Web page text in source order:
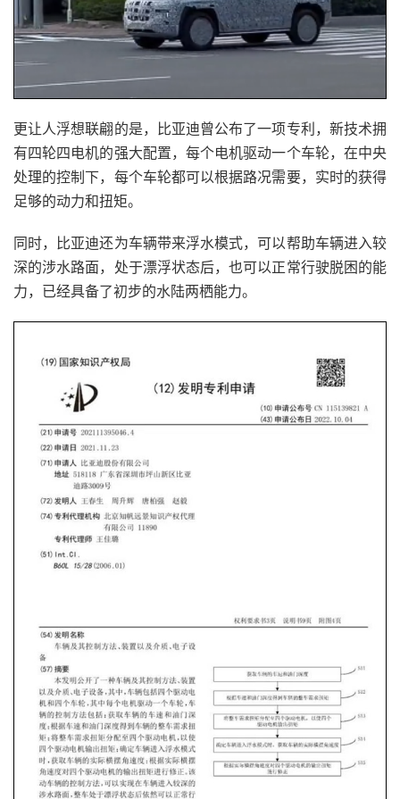
更让人浮想联翩的是，比亚迪曾公布了一项专利，新技术拥
有四轮四电机的强大配置，每个电机驱动一个车轮，在中央
处理的控制下，每个车轮都可以根据路况需要，实时的获得
足够的动力和扭矩。
同时，比亚迪还为车辆带来浮水模式，可以帮助车辆进入较
深的涉水路面，处于漂浮状态后，也可以正常行驶脱困的能
力，已经具备了初步的水陆两栖能力。